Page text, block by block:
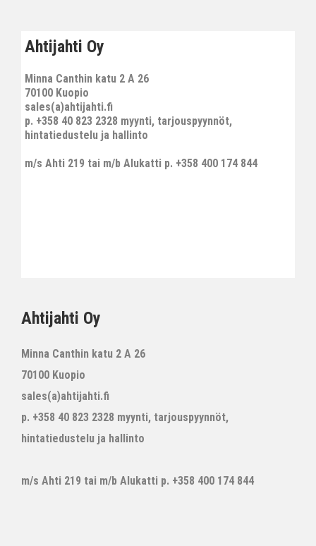
Ahtijahti Oy
Minna Canthin katu 2 A 26
70100 Kuopio
sales(a)ahtijahti.fi
p. +358 40 823 2328 myynti, tarjouspyynnöt,
hintatiedustelu ja hallinto
m/s Ahti 219 tai m/b Alukatti p. +358 400 174 844
Ahtijahti Oy
Minna Canthin katu 2 A 26
70100 Kuopio
sales(a)ahtijahti.fi
p. +358 40 823 2328 myynti, tarjouspyynnöt,
hintatiedustelu ja hallinto
m/s Ahti 219 tai m/b Alukatti p. +358 400 174 844